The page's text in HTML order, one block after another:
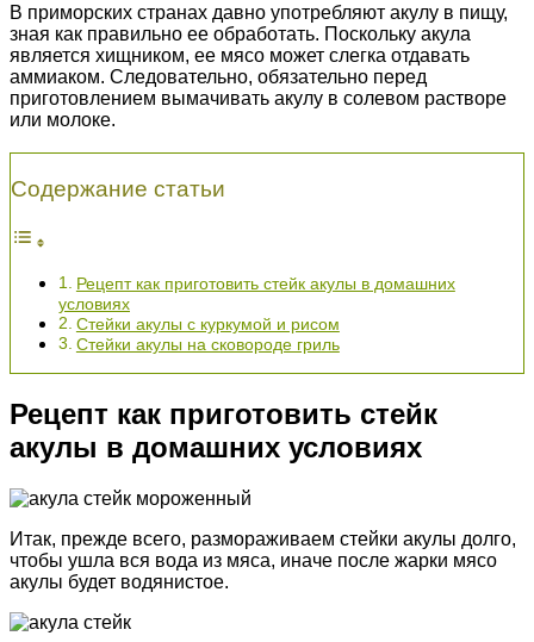
В приморских странах давно употребляют акулу в пищу,
зная как правильно ее обработать. Поскольку акула
является хищником, ее мясо может слегка отдавать
аммиаком. Следовательно, обязательно перед
приготовлением вымачивать акулу в солевом растворе
или молоке.
Содержание статьи
Рецепт как приготовить стейк акулы в домашних
условиях
Стейки акулы с куркумой и рисом
Стейки акулы на сковороде гриль
Рецепт как приготовить стейк
акулы в домашних условиях
Итак, прежде всего, размораживаем стейки акулы долго,
чтобы ушла вся вода из мяса, иначе после жарки мясо
акулы будет водянистое.